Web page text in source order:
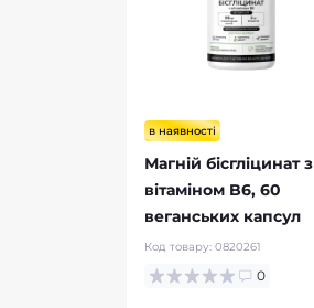
в наявності
Магній бісгліцинат з
вітаміном B6, 60
веганських капсул
Код товару: 0820261
0